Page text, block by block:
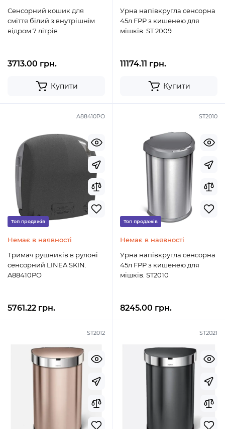
Сенсорний кошик для
сміття білий з внутрішнім
відром 7 літрів
3713.00 грн.
Купити
Урна напівкругла сенсорна
45л FPP з кишенею для
мішків. ST 2009
11174.11 грн.
Купити
A88410PO
Топ продажів
Немає в наявності
Тримач рушників в рулоні
сенсорний LINEA SKIN.
A88410PO
5761.22 грн.
ST2010
Топ продажів
Немає в наявності
Урна напівкругла сенсорна
45л FPP з кишенею для
мішків. ST2010
8245.00 грн.
ST2012 ST2021